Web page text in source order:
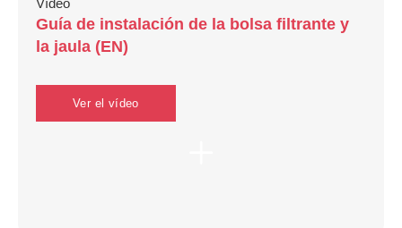
Guía de instalación de la bolsa filtrante y
la jaula (EN)
Ver el vídeo